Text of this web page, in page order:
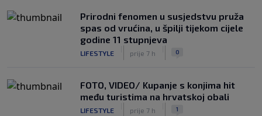
Prirodni fenomen u susjedstvu pruža
spas od vrućina, u špilji tijekom cijele
godine 11 stupnjeva
LIFESTYLE prije 7 h 0
FOTO, VIDEO/ Kupanje s konjima hit
među turistima na hrvatskoj obali
LIFESTYLE prije 7 h 1